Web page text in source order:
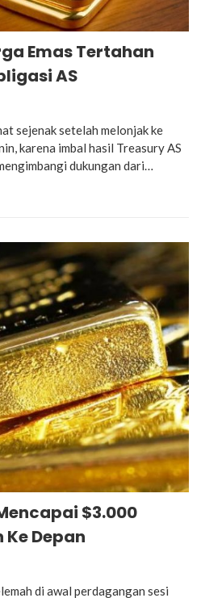
Emas Tertahan
AS
sejenak setelah melonjak ke
karena imbal hasil Treasury AS
dukungan dari…
$3.000
Ke Depan
di awal perdagangan sesi